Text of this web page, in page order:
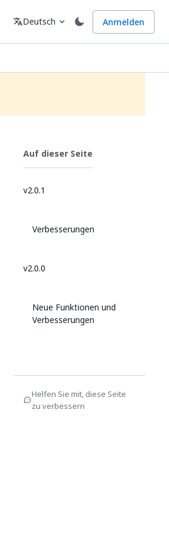
Sprache
translateDeutsch expand_more Anmelden
Auf dieser Seite
v2.0.1
Verbesserungen
v2.0.0
Neue Funktionen und
Verbesserungen
Helfen Sie mit, diese Seite
zu verbessern